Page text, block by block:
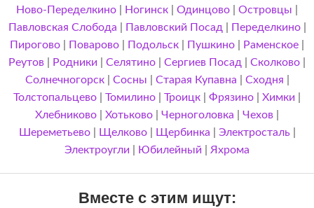
Ново-Переделкино
Ногинск Одинцово Островцы
Павловская Слобода
Павловский Посад| Переделкино|
Пирогово
Поварово Подольск Пушкино Раменское
Реутов
Родники Селятино Сергиев Посад Сколково
Солнечногорск| Сосны Старая Купавна Сходня
Толстопальцево
Томилино Троицк Фрязино Химки
Хлебниково
Хотьково Черноголовка Чехов
Шереметьево| Щелково| Щербинка Электросталь|
Электроугли
Юбилейный Яхрома
Вместе с этим ищут: